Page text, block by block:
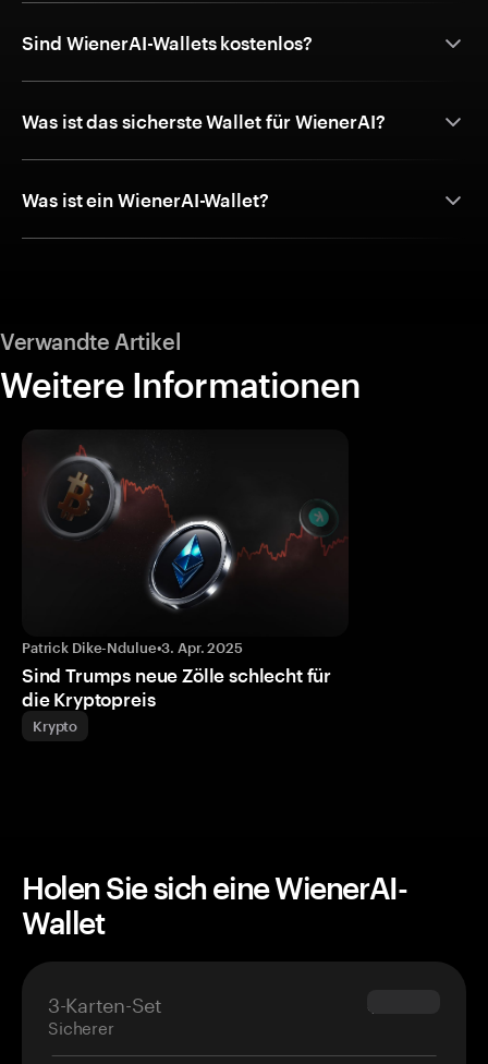
Sind WienerAI-Wallets kostenlos?
Was ist das sicherste Wallet für WienerAI?
Was ist ein WienerAI-Wallet?
Verwandte Artikel
Weitere Informationen
Patrick Dike-Ndulue•3. Apr. 2025
Sind Trumps neue Zölle schlecht für
die Kryptopreis
Krypto
Holen Sie sich eine WienerAI-
Wallet
3-Karten-Set
Sicherer
$69.90